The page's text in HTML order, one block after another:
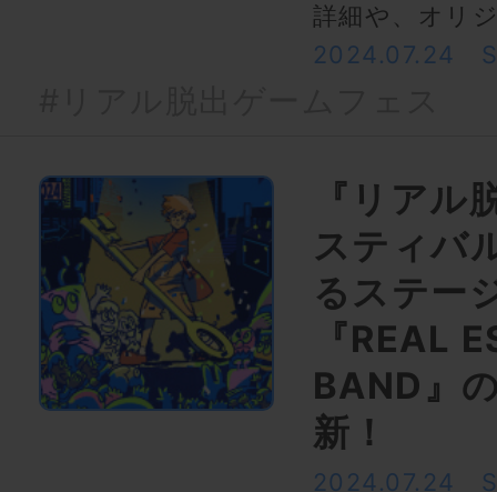
詳細や、オリ
2024.07.24
『リアル
スティバ
るステー
『REAL
BAND』
新！
2024.07.24